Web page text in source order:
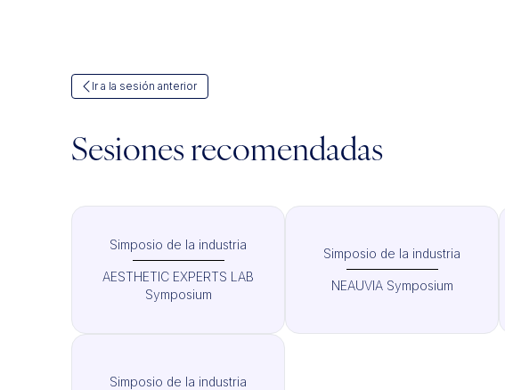
Ir a la sesión anterior
Sesiones recomendadas
Simposio de la industria
AESTHETIC EXPERTS LAB
Symposium
Simposio de la industria
NEAUVIA Symposium
Simposio de la industria